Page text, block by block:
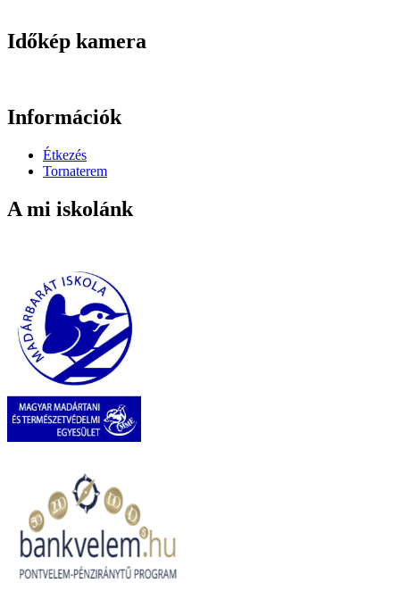
Időkép kamera
Információk
Étkezés
Tornaterem
A mi iskolánk